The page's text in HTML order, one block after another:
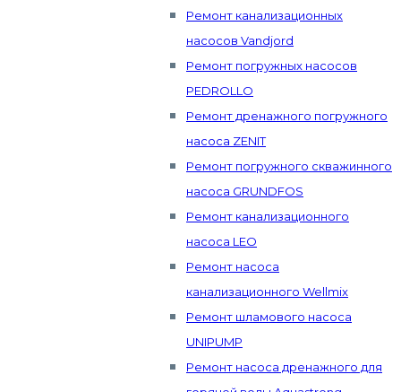
Ремонт канализационных
насосов Vandjord
Ремонт погружных насосов
PEDROLLO
Ремонт дренажного погружного
насоса ZENIT
Ремонт погружного скважинного
насоса GRUNDFOS
Ремонт канализационного
насоса LEO
Ремонт насоса
канализационного Wellmix
Ремонт шламового насоса
UNIPUMP
Ремонт насоса дренажного для